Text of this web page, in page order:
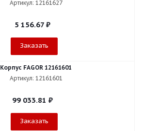
Артикул: 12161627
5 156.67₽
Заказать
Корпус FAGOR 12161601
Артикул: 12161601
99 033.81 ₽
Заказать